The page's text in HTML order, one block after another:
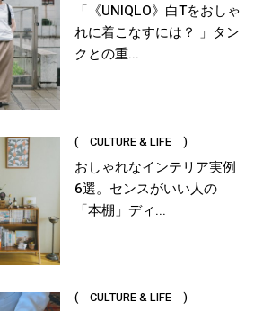
「《UNIQLO》白Tをおしゃ
れに着こなすには？ 」タン
クとの重...
( CULTURE & LIFE )
おしゃれなインテリア実例
6選。センスがいい人の
「本棚」ディ...
( CULTURE & LIFE )